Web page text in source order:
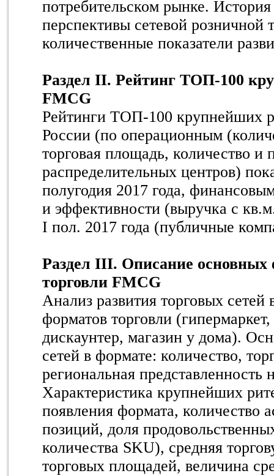
потребительском рынке.
перспективы сетевой розничной
количественные показатели
Раздел II. Рейтинг ТОП-100
FMCG
Рейтинги ТОП-100 крупнейших
России (по операционным
торговая площадь, количество и
распределительных центров)
полугодия 2017 года,
и эффективности (выручка с
I пол. 2017 года (публичные
Раздел III. Описание основных
торговли FMCG
Анализ развития торговых сетей
форматов торговли
дискаунтер, магазин у дома).
сетей в формате: количество,
региональная представленность
Характеристика крупнейших
появления формата, количество
позиций, доля
количества SKU), средняя
торговых площадей, величина